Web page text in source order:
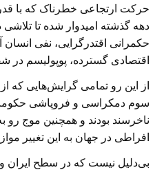
حرکت ارتجاعی خطرناک که با
دهه گذشته امیدوار شده تا
حکمرانی اقتدرگرایی، نفی انسان
اقتصادی گسترده، پوپولیسم
از این رو تمامی گرایش‌هایی که
سوم دمکراسی و فروپاشی
ناخرسند بودند و همچنین موج
افراطی در جهان به این تغییر
بی‌دلیل نیست که در سطح ایران و